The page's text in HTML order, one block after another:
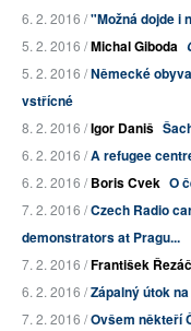
6. 2. 2016 /"Možná dojde i
5. 2. 2016 /Michal Giboda
5. 2. 2016 /Německé
vstřícné
8. 2. 2016 /Igor Daniš
6. 2. 2016 /A refugee
6. 2. 2016 /Boris Cvek O
7. 2. 2016 /Czech Radio
demonstrators at Pragu...
7. 2. 2016 /František Řezáč
6. 2. 2016 /Zápalný útok
7. 2. 2016 /Ovšem někteří